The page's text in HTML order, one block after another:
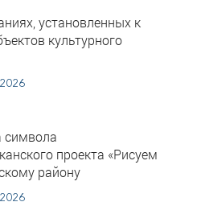
установленных к
культурного
символа
проекта «Рисуем
району